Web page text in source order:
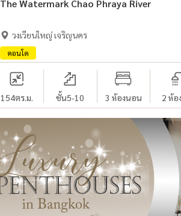
The Watermark Chao Phraya River
วงเวียนใหญ่ เจริญนคร
คอนโด
154ตร.ม. ชั้น5-10 3 ห้องนอน 2 ห้อ